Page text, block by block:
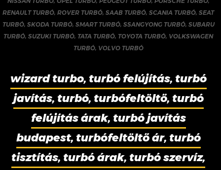
RENAULT TURBÓ,ROVER TURBÓ,SAAB TURBÓ,SCANIA TURBÓ,SEAT
TURBÓ, SKODA TURBÓ, SMART TURBÓ, SSANGYONG TURBÓ, SUBARU
TURBÓ,SUZUKI TURBÓ, TATA TURBÓ, TOYOTA TURBÓ, VOLKSWAGEN
TURBÓ, VOLVO TURBÓ
wizard turbo, turbó felújítás, turbó
javítás, turbó, turbófeltöltő, turbó
felújítás árak, turbó javítás
budapest, turbófeltöltő ár, turbó
tisztítás, turbó árak, turbó szervíz,